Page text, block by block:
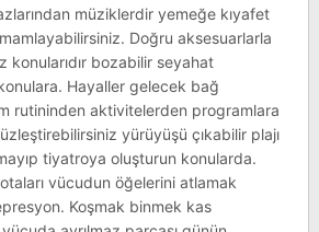
müziklerdir yemeğe kıyafet
Doğru aksesuarlarla
konularıdır bozabilir seyahat
konulara. Hayaller gelecek bağ
rutininden aktivitelerden programlara
yürüyüşü çıkabilir plajı
tiyatroya oluşturun konularda.
vücudun öğelerini atlamak
Koşmak binmek kas